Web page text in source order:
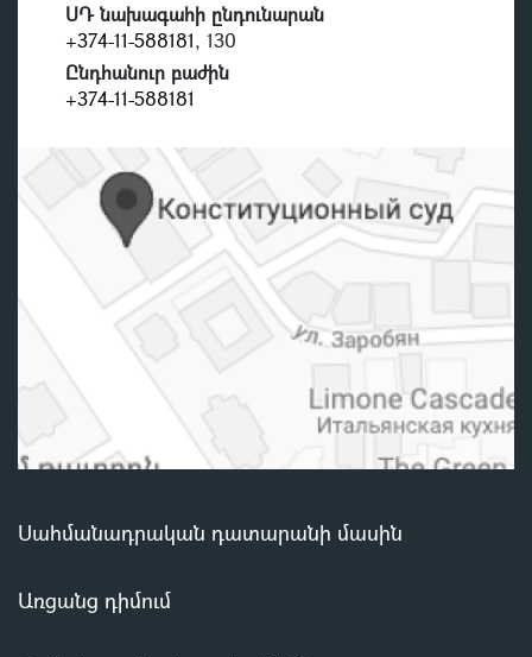
ՍԴ նախագահի ընդունարան
+374-11-588181, 130
Ընդհանուր բաժին
+374-11-588181
Սահմանադրական դատարանի մասին
Առցանց դիմում